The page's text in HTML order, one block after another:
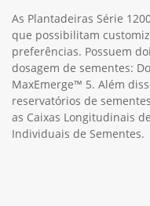
As Plantadeiras Série
que possibilitam
preferências. Possuem
dosagem de sementes:
MaxEmerge™ 5. Além
reservatórios de
as Caixas Longitudinais
Individuais de Sementes.